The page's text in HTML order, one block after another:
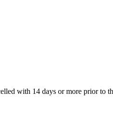
with 14 days or more prior to